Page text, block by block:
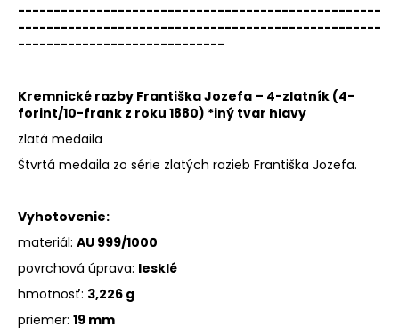
---------------------------------------------------
---------------------------------------------------
-----------------------------
Kremnické razby Františka Jozefa – 4-zlatník (4-
forint/10-frank z roku 1880) *iný tvar hlavy
zlatá medaila
Štvrtá medaila zo série zlatých razieb Františka Jozefa.
Vyhotovenie:
materiál: AU 999/1000
povrchová úprava: lesklé
hmotnosť: 3,226 g
priemer: 19 mm